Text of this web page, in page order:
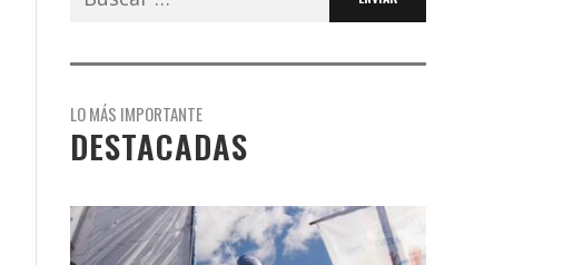
LO MÁS IMPORTANTE
DESTACADAS